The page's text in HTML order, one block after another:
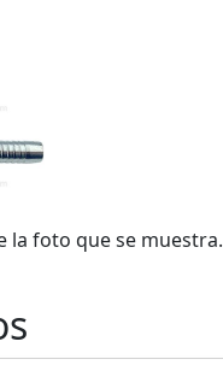
la foto que se muestra.